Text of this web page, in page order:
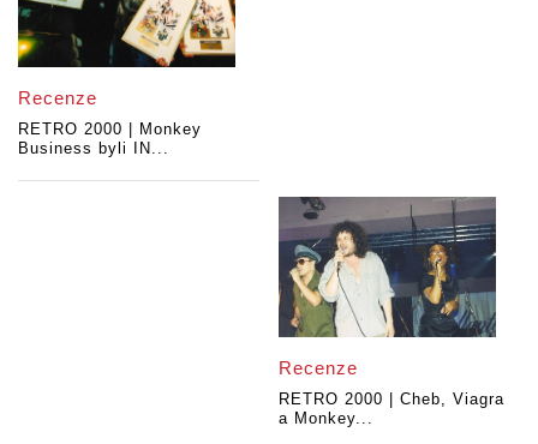
Recenze
RETRO 2000 | Monkey
Business byli IN...
Recenze
RETRO 2000 | Cheb, Viagra
a Monkey...